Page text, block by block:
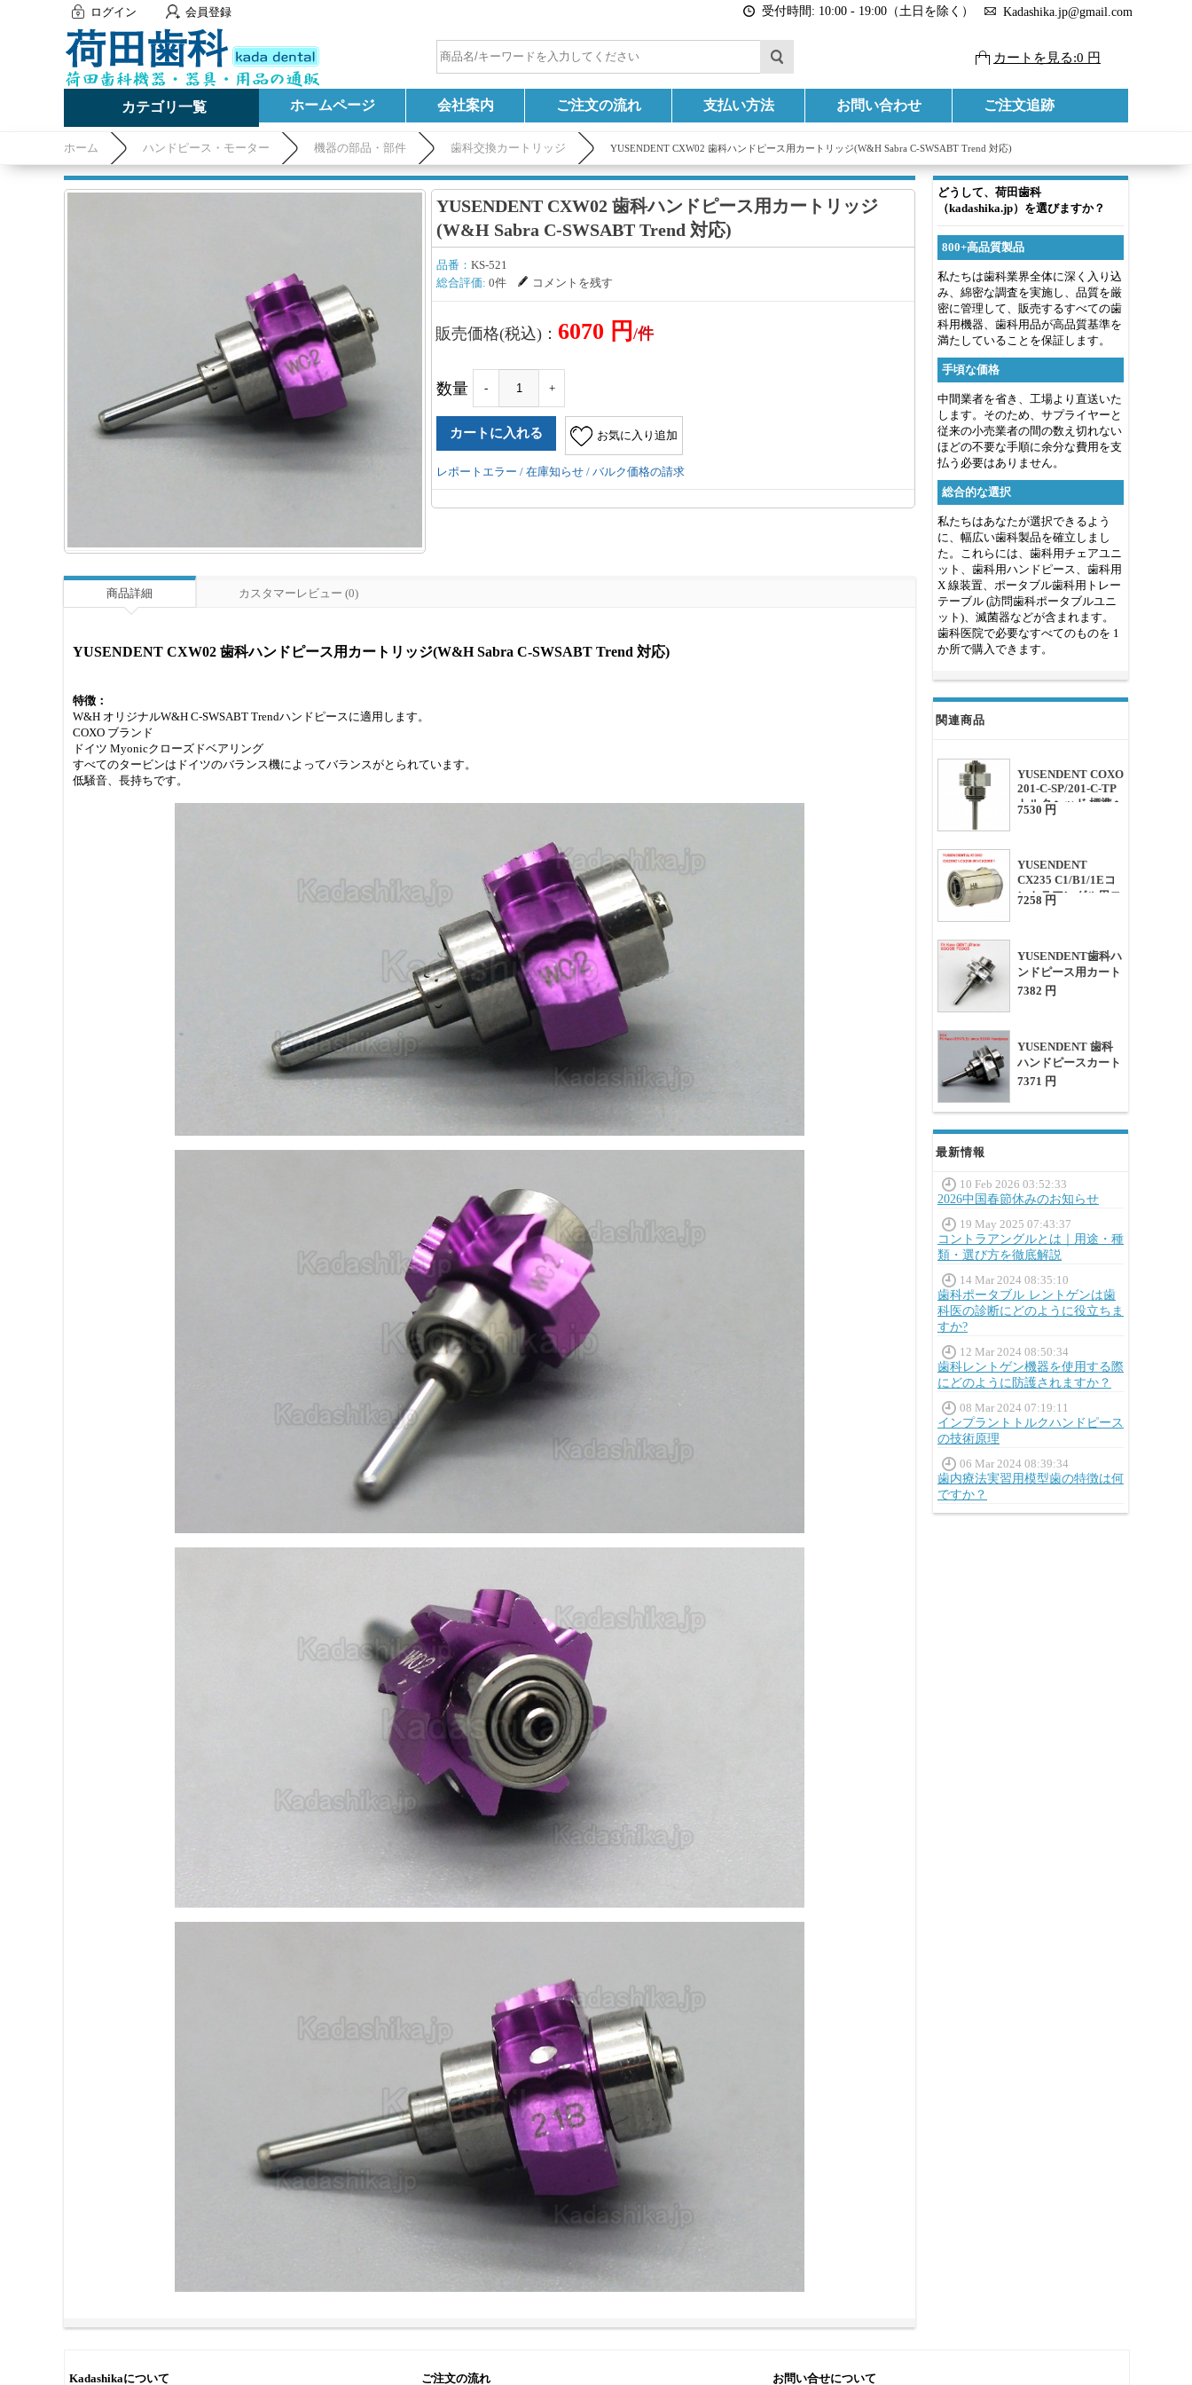
ログイン 会員登録 受付時間: 10:00 - 19:00（土日を除く） Kadashika.jp@gmail.com
カートを見る:0 円
カテゴリ一覧 ホームページ 会社案内 ご注文の流れ 支払い方法 お問い合わせ ご注文追跡
ホーム ハンドピース・モーター 機器の部品・部件 歯科交換カートリッジ YUSENDENT CXW02 歯科ハンドピース用カートリッジ(W&H Sabra C-SWSABT Trend 対応)
どうして、荷田歯科
（kadashika.jp）を選びますか？
800+高品質製品
私たちは歯科業界全体に深く入り込
み、綿密な調査を実施し、品質を厳
密に管理して、販売するすべての歯
科用機器、歯科用品が高品質基準を
満たしていることを保証します。
手頃な価格
中間業者を省き、工場より直送いた
します。そのため、サプライヤーと
従来の小売業者の間の数え切れない
ほどの不要な手順に余分な費用を支
払う必要はありません。
総合的な選択
私たちはあなたが選択できるよう
に、幅広い歯科製品を確立しまし
た。これらには、歯科用チェアユニ
ット、歯科用ハンドピース、歯科用
X 線装置、ポータブル歯科用トレー
テーブル (訪問歯科ポータブルユニ
ット)、滅菌器などが含まれます。
歯科医院で必要なすべてのものを 1
か所で購入できます。
関連商品
YUSENDENT COXO
201-C-SP/201-C-TP
トルクヘッド 標準ヘ
ッドカートリッジ/
7530 円
YUSENDENT
CX235 C1/B1/1Eコ
ントラアングル用ロ
7258 円
YUSENDENT歯科ハ
ンドピース用カート
リッジ(Kavo
7382 円
YUSENDENT 歯科
ハンドピースカート
リッジ ( Kavo
8000対応)
7371 円
最新情報
10 Feb 2026 03:52:33
2026中国春節休みのお知らせ
19 May 2025 07:43:37
コントラアングルとは｜用途・種
類・選び方を徹底解説
14 Mar 2024 08:35:10
歯科ポータブル レントゲンは歯
科医の診断にどのように役立ちま
すか?
12 Mar 2024 08:50:34
歯科レントゲン機器を使用する際
にどのように防護されますか？
08 Mar 2024 07:19:11
インプラントトルクハンドピース
の技術原理
06 Mar 2024 08:39:34
歯内療法実習用模型歯の特徴は何
ですか？
YUSENDENT CXW02 歯科ハンドピース用カートリッジ
(W&H Sabra C-SWSABT Trend 対応)
品番： KS-521
総合評価: 0件 コメントを残す
販売価格(税込)： 6070 円 /件
数量 - +
お気に入り追加
レポートエラー / 在庫知らせ / バルク価格の請求
商品詳細 カスタマーレビュー (0)
YUSENDENT CXW02 歯科ハンドピース用カートリッジ(W&H Sabra C-SWSABT Trend 対応)
特徴：
W&H オリジナルW&H C-SWSABT Trendハンドピースに適用します。
COXO ブランド
ドイツ Myonicクローズドベアリング
すべてのタービンはドイツのバランス機によってバランスがとられています。
低騒音、長持ちです。
Kadashikaについて ご注文の流れ お問い合せについて